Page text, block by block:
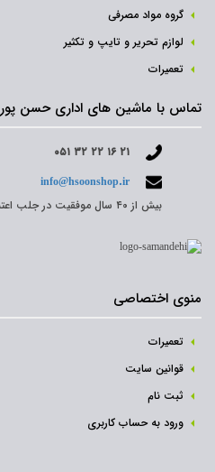
گروه مواد مصرفی
لوازم تحریر و تایپ و تکثیر
تعمیرات
تماس با ماشین های اداری حسن پور
۰۵۱ ۳۲ ۲۲ ۱۶ ۲۱
info@hsoonshop.ir
بیش از ۴۰ سال موفقیت در جلب اعتماد شما
منوی اختصاصی
تعمیرات
قوانین سایت
ثبت نام‌
ورود به حساب کاربری